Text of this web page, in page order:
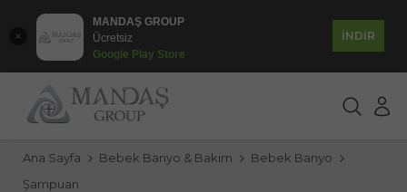
MANDAŞ GROUP
Ücretsiz
Google Play Store
İNDİR
Ana Sayfa Bebek Banyo & Bakım
Bebek Banyo
Şampuan